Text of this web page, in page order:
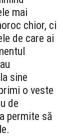
mai
chior, ci
de care ai
sine
o veste
de
permite să